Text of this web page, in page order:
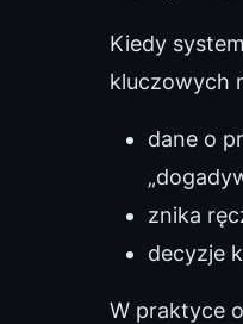
Kiedy
kluczowych
dane o
znika
decyzje
W praktyce